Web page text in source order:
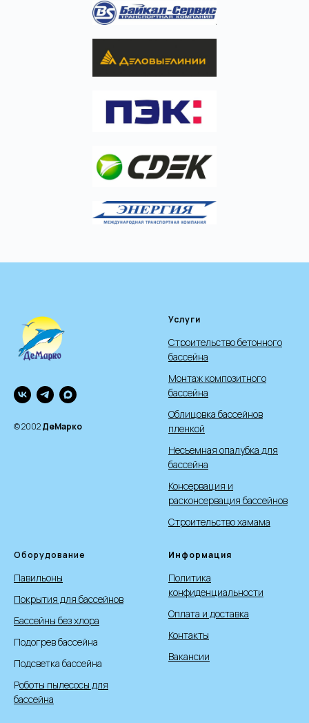
© 2002ДеМарко
Услуги
Строительство бетонного
бассейна
Монтаж композитного
бассейна
Облицовка бассейнов
пленкой
Несъемная опалубка для
бассейна
Консервация и
расконсервация бассейнов
Строительство хамама
Оборудование
Павильоны
Покрытия для бассейнов
Бассейны без хлора
Подогрев бассейна
Подсветка бассейна
Роботы пылесосы для
бассейна
Информация
Политика
конфиденциальности
Оплата и доставка
Контакты
Вакансии